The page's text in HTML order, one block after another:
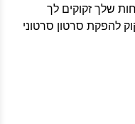
שלך זקוקים לך
להפקת סרטון סרטוני